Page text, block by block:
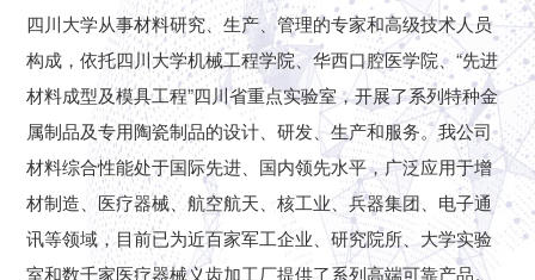
四川大学从事材料研究、生产、管理的专家和高级技术人员
构成，依托四川大学机械工程学院、华西口腔医学院、“先进
材料成型及模具工程”四川省重点实验室，开展了系列特种金
属制品及专用陶瓷制品的设计、研发、生产和服务。我公司
材料综合性能处于国际先进、国内领先水平，广泛应用于增
材制造、医疗器械、航空航天、核工业、兵器集团、电子通
讯等领域，目前已为近百家军工企业、研究院所、大学实验
室和数千家医疗器械义齿加工厂提供了系列高端可靠产品。